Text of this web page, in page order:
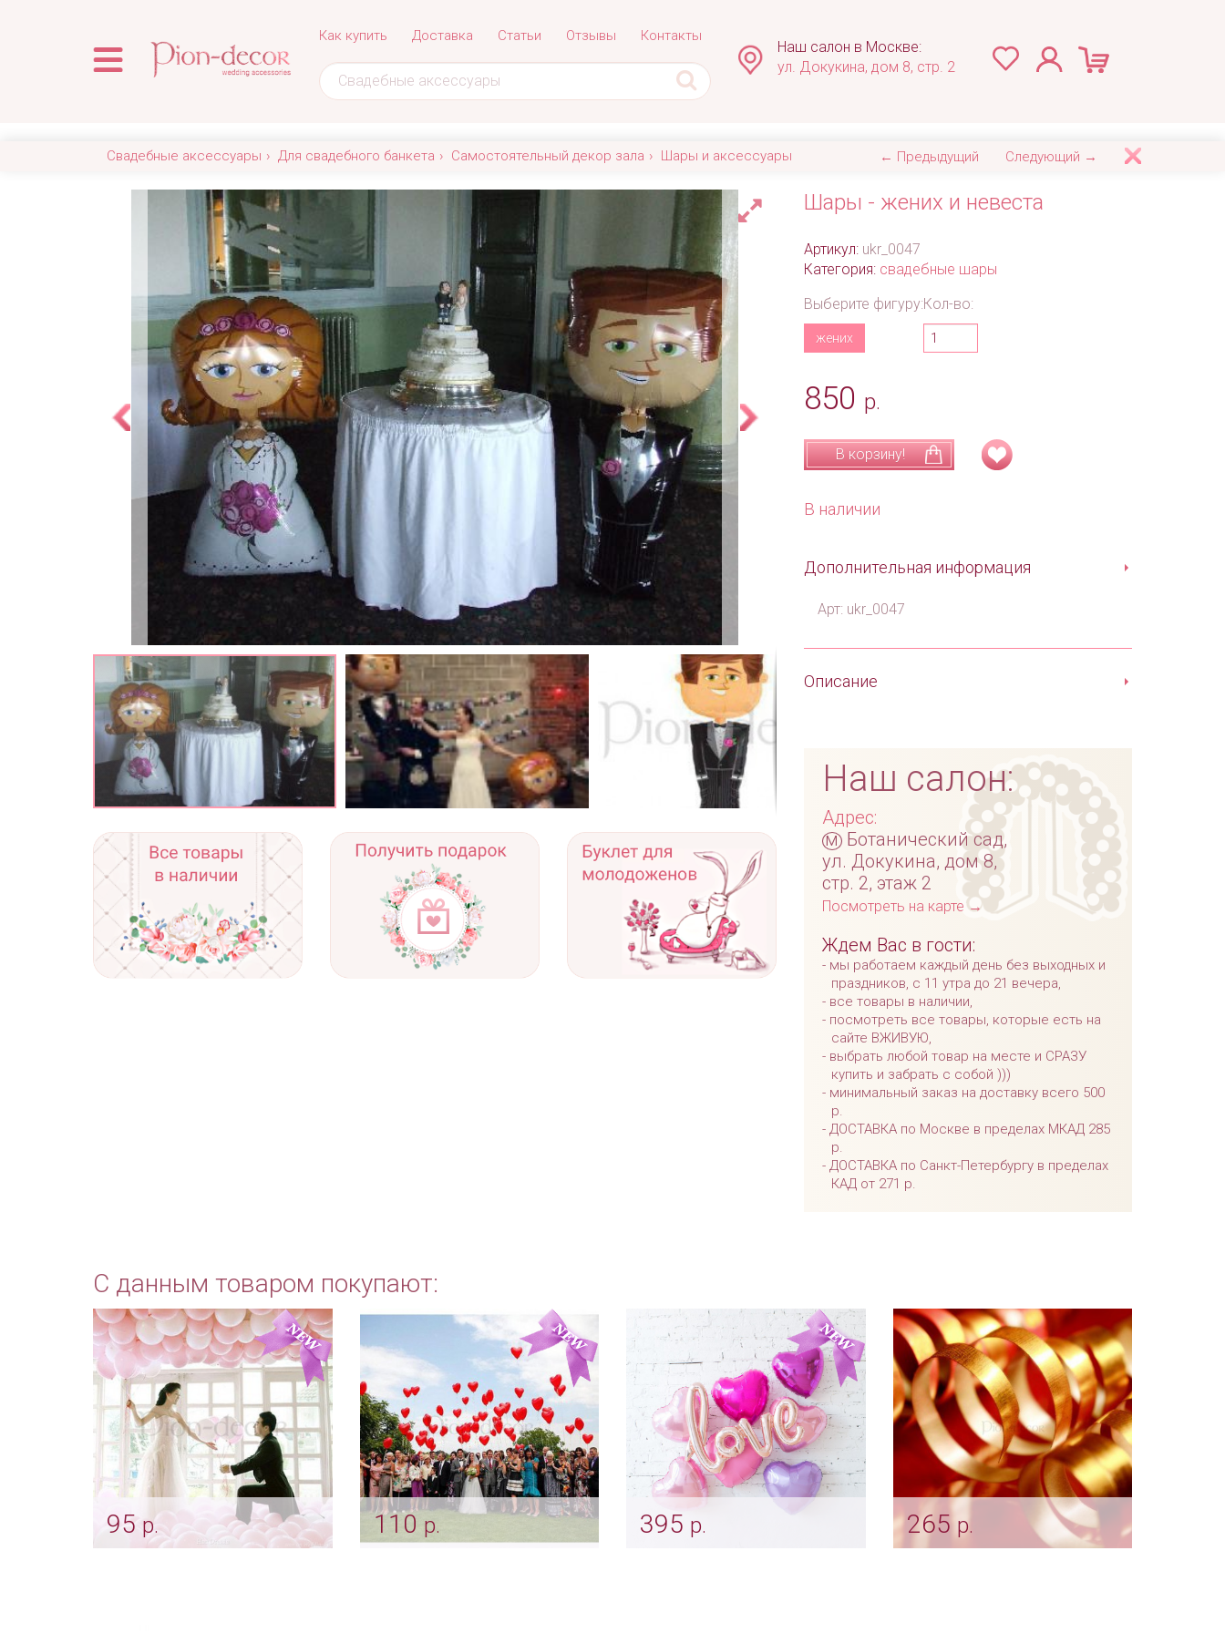
Как купить Доставка Статьи Отзывы Контакты
Наш салон в Москве:
ул. Докукина, дом 8, стр. 2
Свадебные аксессуары Для свадебного банкета Самостоятельный декор зала Шары и аксессуары ← Предыдущий Следующий →
Шары - жених и невеста
Артикул: ukr_0047
Категория: свадебные шары
Выберите фигуру:
жених
Кол-во:
850 р.
В корзину!
В наличии
Дополнительная информация
Арт: ukr_0047
Описание
Наш салон:
Адрес:
м Ботанический сад,
ул. Докукина, дом 8,
стр. 2, этаж 2
Посмотреть на карте →
Ждем Вас в гости:
мы работаем каждый день без выходных и
праздников, с 11 утра до 21 вечера,
все товары в наличии,
посмотреть все товары, которые есть на
сайте ВЖИВУЮ,
выбрать любой товар на месте и СРАЗУ
купить и забрать с собой )))
минимальный заказ на доставку всего 500
р.
ДОСТАВКА по Москве в пределах МКАД 285
р.
ДОСТАВКА по Санкт-Петербургу в пределах
КАД от 271 р.
С данным товаром покупают:
95 р. 110 р. 395 р. 265 р.